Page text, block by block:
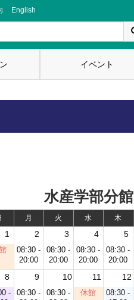
English
イベント
水産学部分館
月 火 水 木
1 2 3 4 5
08:30 -
20:00
08:30 -
20:00
08:30 -
20:00
08:30 -
20:00
8 9 10 11 12
-
08:30 -
08:30 -
休館
08:30 -